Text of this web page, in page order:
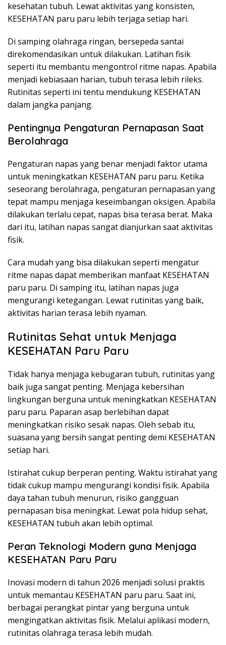
kesehatan tubuh. Lewat aktivitas yang konsisten,
KESEHATAN paru paru lebih terjaga setiap hari.
Di samping olahraga ringan, bersepeda santai
direkomendasikan untuk dilakukan. Latihan fisik
seperti itu membantu mengontrol ritme napas. Apabila
menjadi kebiasaan harian, tubuh terasa lebih rileks.
Rutinitas seperti ini tentu mendukung KESEHATAN
dalam jangka panjang.
Pentingnya Pengaturan Pernapasan Saat
Berolahraga
Pengaturan napas yang benar menjadi faktor utama
untuk meningkatkan KESEHATAN paru paru. Ketika
seseorang berolahraga, pengaturan pernapasan yang
tepat mampu menjaga keseimbangan oksigen. Apabila
dilakukan terlalu cepat, napas bisa terasa berat. Maka
dari itu, latihan napas sangat dianjurkan saat aktivitas
fisik.
Cara mudah yang bisa dilakukan seperti mengatur
ritme napas dapat memberikan manfaat KESEHATAN
paru paru. Di samping itu, latihan napas juga
mengurangi ketegangan. Lewat rutinitas yang baik,
aktivitas harian terasa lebih nyaman.
Rutinitas Sehat untuk Menjaga
KESEHATAN Paru Paru
Tidak hanya menjaga kebugaran tubuh, rutinitas yang
baik juga sangat penting. Menjaga kebersihan
lingkungan berguna untuk meningkatkan KESEHATAN
paru paru. Paparan asap berlebihan dapat
meningkatkan risiko sesak napas. Oleh sebab itu,
suasana yang bersih sangat penting demi KESEHATAN
setiap hari.
Istirahat cukup berperan penting. Waktu istirahat yang
tidak cukup mampu mengurangi kondisi fisik. Apabila
daya tahan tubuh menurun, risiko gangguan
pernapasan bisa meningkat. Lewat pola hidup sehat,
KESEHATAN tubuh akan lebih optimal.
Peran Teknologi Modern guna Menjaga
KESEHATAN Paru Paru
Inovasi modern di tahun 2026 menjadi solusi praktis
untuk memantau KESEHATAN paru paru. Saat ini,
berbagai perangkat pintar yang berguna untuk
mengingatkan aktivitas fisik. Melalui aplikasi modern,
rutinitas olahraga terasa lebih mudah.